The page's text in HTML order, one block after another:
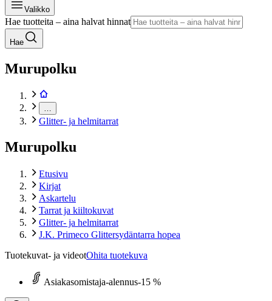
Valikko
Hae tuotteita – aina halvat hinnat
Hae
Murupolku
Glitter- ja helmitarrat
Murupolku
Etusivu
Kirjat
Askartelu
Tarrat ja kiiltokuvat
Glitter- ja helmitarrat
J.K. Primeco Glittersydäntarra hopea
Tuotekuvat- ja videotOhita tuotekuva
Asiakasomistaja-alennus-15 %